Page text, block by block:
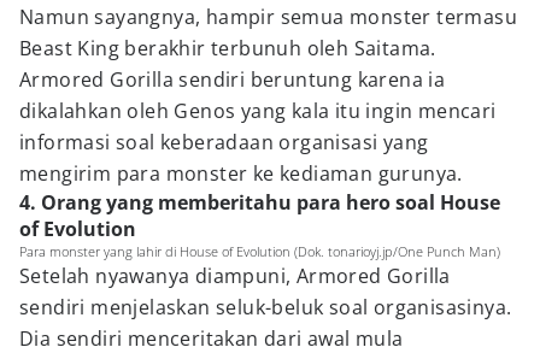
Namun sayangnya, hampir semua monster termasu
Beast King berakhir terbunuh oleh Saitama.
Armored Gorilla sendiri beruntung karena ia
dikalahkan oleh Genos yang kala itu ingin mencari
informasi soal keberadaan organisasi yang
mengirim para monster ke kediaman gurunya.
4. Orang yang memberitahu para hero soal House
of Evolution
Para monster yang lahir di House of Evolution (Dok. tonarioyj.jp/One Punch Man)
Setelah nyawanya diampuni, Armored Gorilla
sendiri menjelaskan seluk-beluk soal organisasinya.
Dia sendiri menceritakan dari awal mula